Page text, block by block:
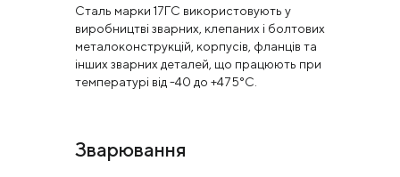
Сталь марки 17ГС використовують у
виробництві зварних, клепаних і болтових
металоконструкцій, корпусів, фланців та
інших зварних деталей, що працюють при
температурі від -40 до +475°С.
Зварювання